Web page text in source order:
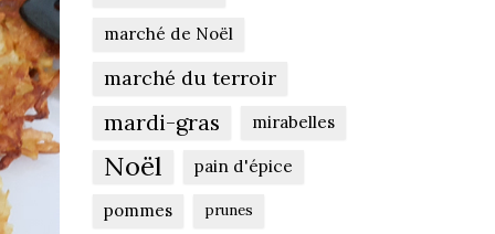
marché de Noël
marché du terroir
mardi-gras mirabelles
Noël pain d'épice
pommes prunes